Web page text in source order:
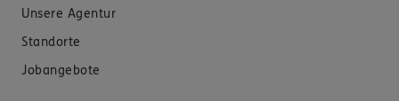
Unsere Agentur
Standorte
Jobangebote